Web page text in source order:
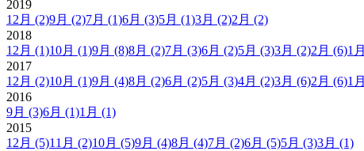
2019
12月 (2)9月 (2)7月 (1)6月 (3)5月 (1)3月 (2)2月 (2)
2018
12月 (1)10月 (1)9月 (8)8月 (2)7月 (3)6月 (2)5月 (3)3月 (2)2月 (6)1月
2017
12月 (2)10月 (1)9月 (4)8月 (2)6月 (2)5月 (3)4月 (2)3月 (6)2月 (6)1月
2016
9月 (3)6月 (1)1月 (1)
2015
12月 (5)11月 (2)10月 (5)9月 (4)8月 (4)7月 (2)6月 (5)5月 (3)3月 (1)